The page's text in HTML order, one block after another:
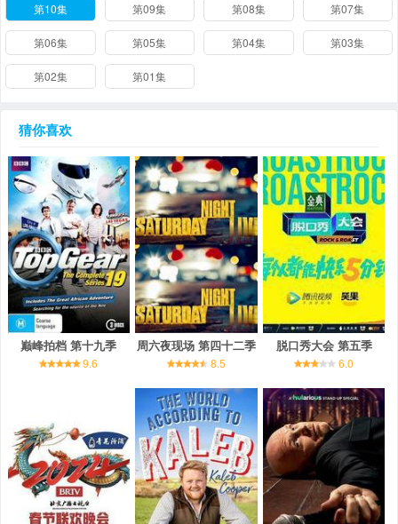
第10集 第09集 第08集 第07集
第06集 第05集 第04集 第03集
第02集 第01集
猜你喜欢
巅峰拍档 第十九季
9.6
周六夜现场 第四十二季
8.5
脱口秀大会 第五季
6.0